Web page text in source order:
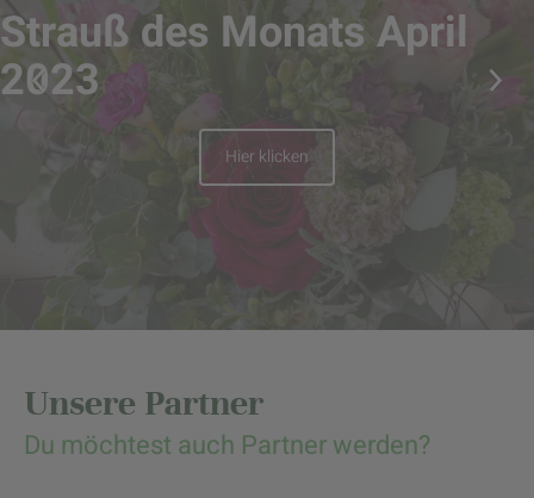
Strauß des Monats April
2023
Hier klicken
Unsere Partner
Du möchtest auch Partner werden?